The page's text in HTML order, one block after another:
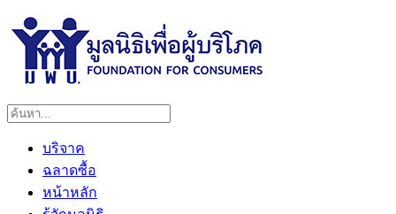
บริจาค
ฉลาดซื้อ
หน้าหลัก